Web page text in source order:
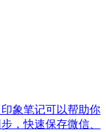
象笔记可以帮助你
，快速保存微信、